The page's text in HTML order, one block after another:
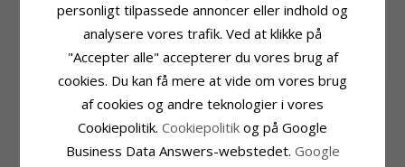
KUNDER DER HAR KØBT DENNE HAR
OGSÁ KØBT
personligt tilpassede annoncer eller indhold og
analysere vores trafik. Ved at klikke på
"Accepter alle" accepterer du vores brug af
cookies. Du kan få mere at vide om vores brug
af cookies og andre teknologier i vores
Cookiepolitik. Cookiepolitik og på Google
Business Data Answers-webstedet. Google